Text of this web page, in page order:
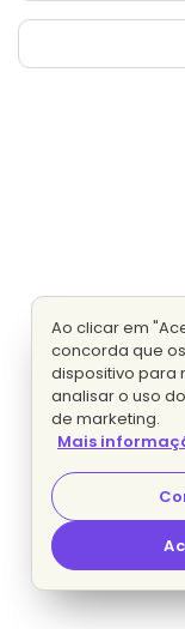
Ao clicar em
concorda que
dispositivo para
analisar o uso
de marketing.
Mais